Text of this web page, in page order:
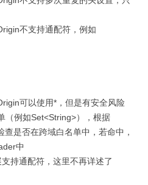
不支持通配符，例如
可以使用*，但是有安全风险
（例如Set<String>），根据
是否在跨域白名单中，若命中，
中
持通配符，这里不再详述了